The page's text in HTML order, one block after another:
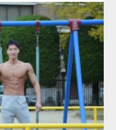
ョ
細マッチョ) 腹筋 大胸筋